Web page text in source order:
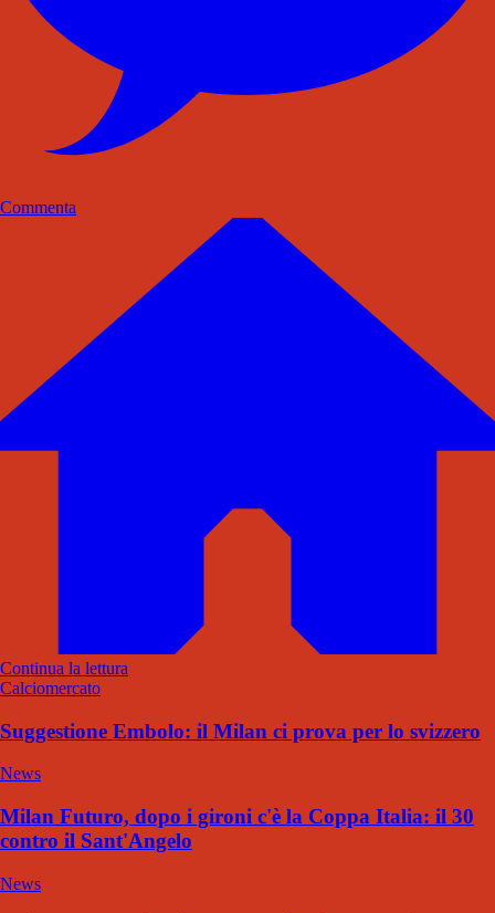
Commenta
Continua la lettura
Calciomercato
Suggestione Embolo: il Milan ci prova per lo svizzero
News
Milan Futuro, dopo i gironi c'è la Coppa Italia: il 30
contro il Sant'Angelo
News